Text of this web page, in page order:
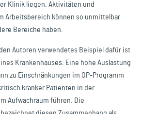
Klinik liegen. Aktivitäten und
Arbeitsbereich können so unmittelbar
Bereiche haben.
Autoren verwendetes Beispiel dafür ist
Krankenhauses. Eine hohe Auslastung
zu Einschränkungen im OP-Programm
kranker Patienten in der
Aufwachraum führen. Die